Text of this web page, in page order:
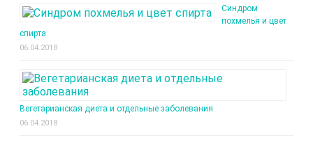
Синдром
похмелья и цвет
спирта
06.04.2018
Вегетарианская диета и отдельные заболевания
06.04.2018